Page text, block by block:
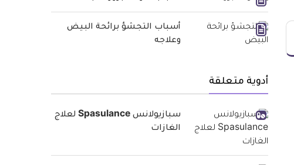
أسباب التجشؤ برائحة البيض
وعلاجه
أدوية متعلقة
سبازيولانس Spasulance لعلاج
الغازات